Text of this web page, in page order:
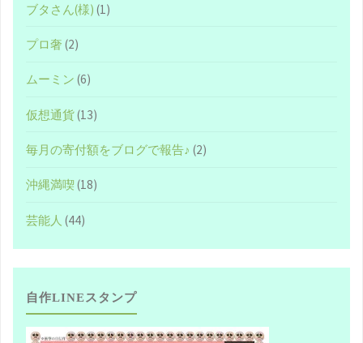
ブタさん(様) (1)
プロ奢 (2)
ムーミン (6)
仮想通貨(13)
毎月の寄付額をブログで報告♪ (2)
沖縄満喫 (18)
芸能人 (44)
自作LINEスタンプ